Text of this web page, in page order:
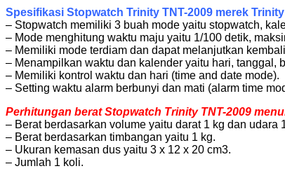
Spesifikasi Stopwatch Trinity TNT-2009 merek
– Stopwatch memiliki 3 buah mode yaitu stopwatch,
– Mode menghitung waktu maju yaitu 1/100 detik,
– Memiliki mode terdiam dan dapat melanjutkan
– Menampilkan waktu dan kalender yaitu hari, tanggal,
– Memiliki kontrol waktu dan hari (time and date mode).
– Setting waktu alarm berbunyi dan mati (alarm time
Perhitungan berat Stopwatch Trinity TNT-2009
– Berat berdasarkan volume yaitu darat 1 kg dan udara
– Berat berdasarkan timbangan yaitu 1 kg.
– Ukuran kemasan dus yaitu 3 x 12 x 20 cm3.
– Jumlah 1 koli.